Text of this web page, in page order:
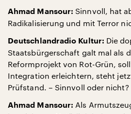
Ahmad Mansour: Sinnvoll, hat
Radikalisierung und mit Terror
Deutschlandradio Kultur: Die
Staatsbürgerschaft galt mal als
Reformprojekt von Rot-Grün,
Integration erleichtern, steht
Prüfstand. – Sinnvoll oder nicht?
Ahmad Mansour: Als